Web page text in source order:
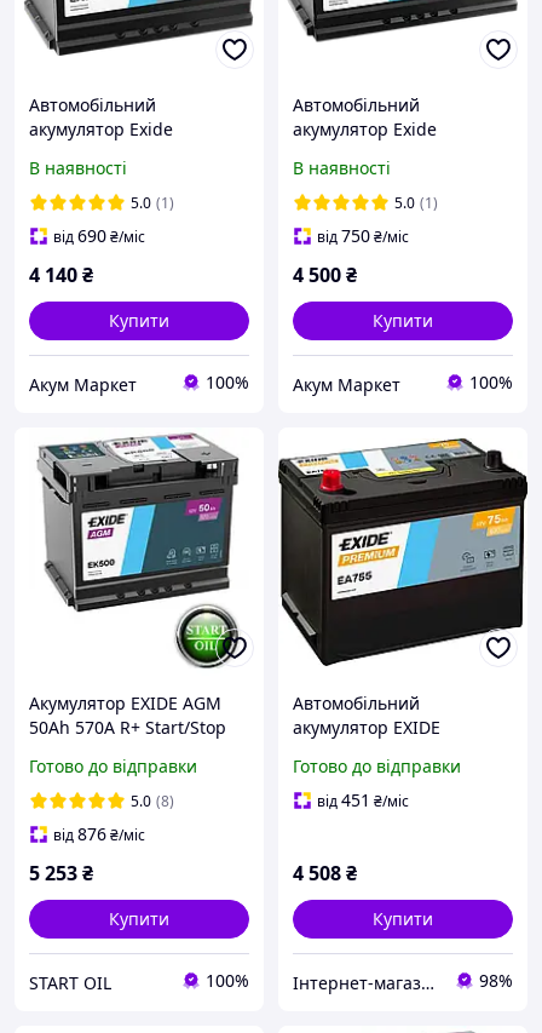
Автомобільний
акумулятор Exide
В наявності
5.0 (1)
від690₴/міс
4 140₴
Купити
Акум Маркет 100%
Автомобільний
акумулятор Exide
В наявності
5.0 (1)
від750₴/міс
4 500₴
Купити
Акум Маркет 100%
Акумулятор EXIDE AGM
50Аh 570A R+ Start/Stop
Готово до відправки
5.0 (8)
від876₴/міс
5 253₴
Купити
START OIL 100%
Автомобільний
акумулятор EXIDE
ASIA 630A (EN) EA755
Готово до відправки
від451 ₴/міс
4 508₴
Купити
Інтернет-магазин «АвтоДруг» 98%